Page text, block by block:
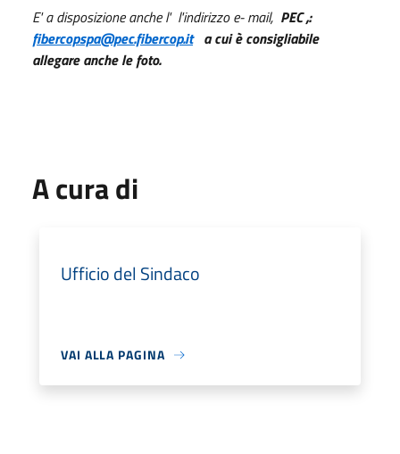
E' a disposizione anche l' l'indirizzo e- mail, PEC ,:
fibercopspa@pec.fibercop.it a cui è consigliabile
allegare anche le foto.
A cura di
Ufficio del Sindaco
VAI ALLA PAGINA